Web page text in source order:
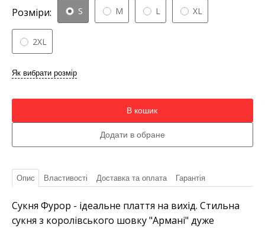
Розміри: S M L XL
2XL
Як вибрати розмір
В кошик
Опис Властивості Доставка та оплата Гарантія
Сукня Фурор - ідеальне плаття на вихід. Стильна
сукня з королівського шовку "Армані" дуже